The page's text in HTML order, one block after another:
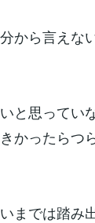
から言えな
と思ってい
かったらつ
までは踏み